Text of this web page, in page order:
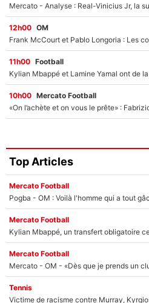
Mercato - Analyse : Real-Vinicius Jr, la
12h00 OM
11h00 Football
10h00 Mercato Football
Top Articles
Mercato Football
Pogba - OM : Voilà l'homme qui a tout
Mercato Football
Kylian Mbappé, un transfert obligatoire
Mercato Football
Tennis